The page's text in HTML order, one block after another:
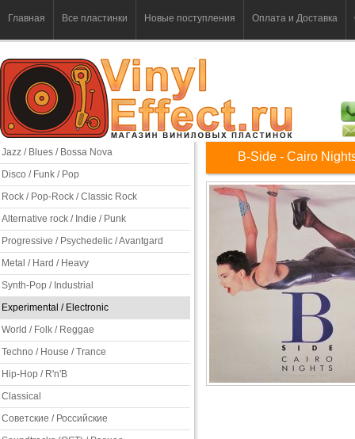
Главная Все пластинки Новые поступления Оплата и Доставка
Jazz / Blues / Bossa Nova
Disco / Funk / Pop
Rock / Pop-Rock / Classic Rock
Alternative rock / Indie / Punk
Progressive / Psychedelic / Avantgard
Metal / Hard / Heavy
Synth-Pop / Industrial
Experimental / Electronic
World / Folk / Reggae
Techno / House / Trance
Hip-Hop / R'n'B
Classical
Советские / Российские
B-Side - Cairo